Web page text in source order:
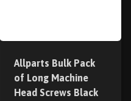
Allparts Bulk Pack
of Long Machine
Head Screws Black